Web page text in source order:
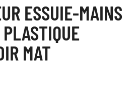
ESSUIE-MAINS
MAT